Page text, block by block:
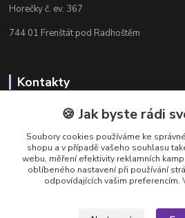
Horečky č. ev. 367
744 01 Frenštát pod Radhoštěm
Kontakty
Radka Chamrádová
+420 737 484 708
Výdejna e-shopu: Po-Ne, 8-20 hod.
info@equi-horecky.cz
🍪 Jak byste rádi
Soubory cookies používáme ke
shopu a v případě vašeho souhlasu
webu, měření efektivity reklamních
oblíbeného nastavení při používání
odpovídajících vašim preferencím.